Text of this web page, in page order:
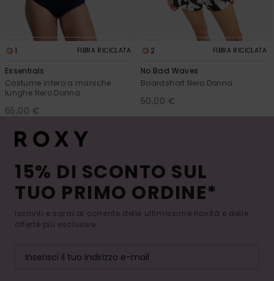
1 FIBRA RICICLATA
Essentials
Costume intero a maniche
lunghe Nero Donna
65,00 €
2 FIBRA RICICLATA
No Bad Waves
Boardshort Nero Donna
50,00 €
15% DI SCONTO SUL
TUO PRIMO ORDINE*
Iscriviti e sarai al corrente delle ultimissime novità e delle
offerte più esclusive.